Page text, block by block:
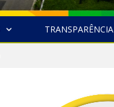
TRANSPARÊNCIA